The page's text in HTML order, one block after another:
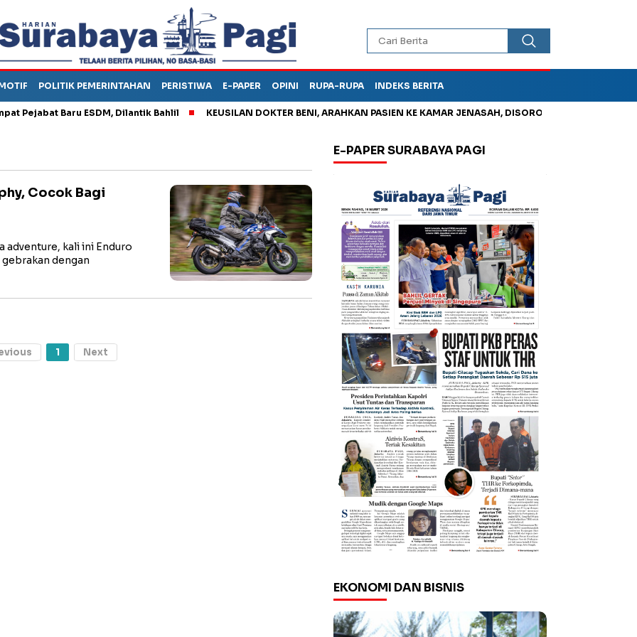
POLITIK PEMERINTAHAN PERISTIWA E-PAPER OPINI RUPA-RUPA INDEKS BERITA
Baru ESDM, Dilantik Bahlil KEUSILAN DOKTER BENI, ARAHKAN PASIEN KE KAMAR JENASAH, DISOROT
Cocok Bagi
adventure, kali ini Enduro
dengan
1 Next
E-PAPER SURABAYA PAGI
EKONOMI DAN BISNIS